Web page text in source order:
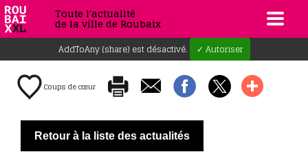
Toute l'actualité
de la ville de Roubaix
AddToAny (share) est désactivé. ✓ Autoriser
Coups de cœur
Retour à la liste des actualités